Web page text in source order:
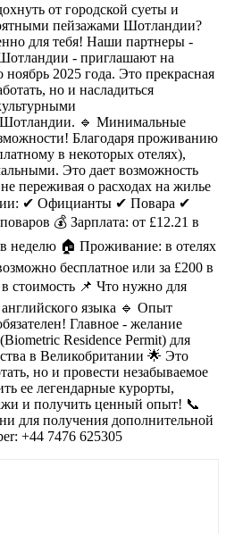
от городской суеты и
пейзажами Шотландии?
для тебя! Наши партнеры -
- приглашают на
2025 года. Это прекрасная
но и насладиться
Шотландии. 🔹 Минимальные
Благодаря проживанию
в некоторых отелях),
Это дает возможность
переживая о расходах на жилье
✔ Официанты ✔ Повара ✔
💰 Зарплата: от £12.21 в
неделю 🏠 Проживание: в отелях
бесплатное или за £200 в
стоимость 📌 Что нужно для
языка 🔹 Опыт
Главное - желание
Residence Permit) для
в Великобритании 🌟 Это
но и провести незабываемое
ее легендарные курорты,
и получить ценный опыт! 📞
для получения дополнительной
+44 7476 625305